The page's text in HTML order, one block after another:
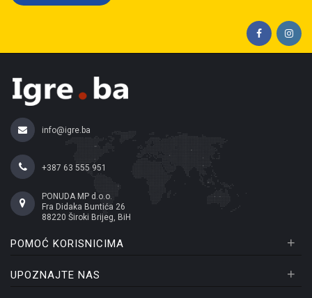
info@igre.ba
+387 63 555 951
PONUDA MP d.o.o.
Fra Didaka Buntića 26
88220 Široki Brijeg, BiH
POMOĆ KORISNICIMA +
UPOZNAJTE NAS +